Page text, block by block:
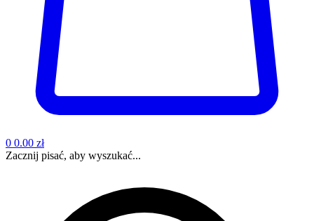
0 0.00 zł
Zacznij pisać, aby wyszukać...